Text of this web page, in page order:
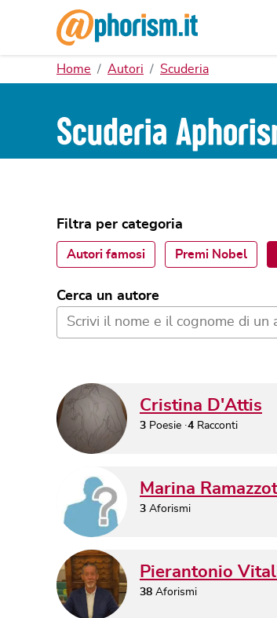
Home Autori Scuderia
Scuderia
Filtra per categoria
Autori famosi Premi Nobel
Cerca un autore
Cristina D'Attis
3 Poesie 4 Racconti
Marina
3 Aforismi
Pierantonio
38 Aforismi